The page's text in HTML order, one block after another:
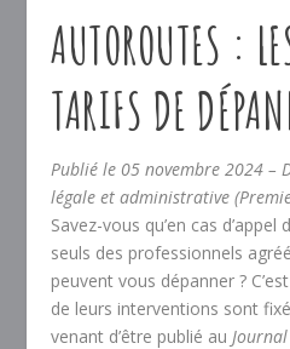
AUTOROUTES :
TARIFS DE
Publié le 05 novembre 2024 –
légale et administrative
Savez-vous qu’en cas
seuls des professionnels
peuvent vous dépanner ?
de leurs interventions sont
venant d’être publié au